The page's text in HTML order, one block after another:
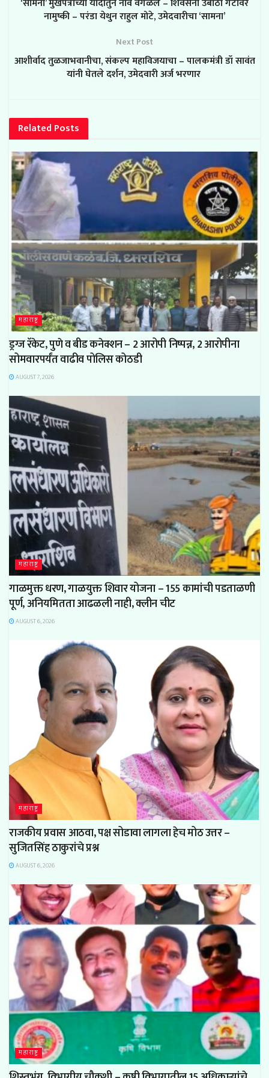
and issues please refer toDearFlip
WordPress Flipbook Plugin Help
documentation.
‘सामना’ मुखपत्राच्या यादीतुन नाव वगळले – शिवसेना उबाठा गटावर
नामुष्की – परंडा येथुन राहुल मोटे, उमेदवारीचा ‘सामना’
Next Post
आशीर्वाद तुळजाभवानीचा, संकल्प महाविजयाचा – पालकमंत्री डॉ सावंत
यांनी घेतले दर्शन, उमेदवारी अर्ज भरणार
Related Posts
महाराष्ट्र
ड्रग्ज रॅकेट, पुणे व बीड कनेक्शन – 2 आरोपी निष्पन्न, 2 आरोपीना
सोमवारपर्यंत वाढीव पोलिस कोठडी
AUGUST 7, 2026
महाराष्ट्र
गाळमुक्त धरण, गाळयुक्त शिवार योजना – 155 कामांची पडताळणी
पूर्ण, अनियमितता आढळली नाही, क्लीन चीट
AUGUST 6, 2026
महाराष्ट्र
राजकीय प्रवास आठवा, पक्ष सोडावा लागला हेच मोठ उत्तर –
सुजितसिंह ठाकुरांचे प्रश्न
AUGUST 6, 2026
महाराष्ट्र